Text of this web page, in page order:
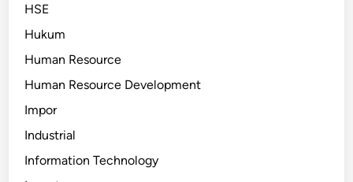
HSE
Hukum
Human Resource
Human Resource Development
Impor
Industrial
Information Technology